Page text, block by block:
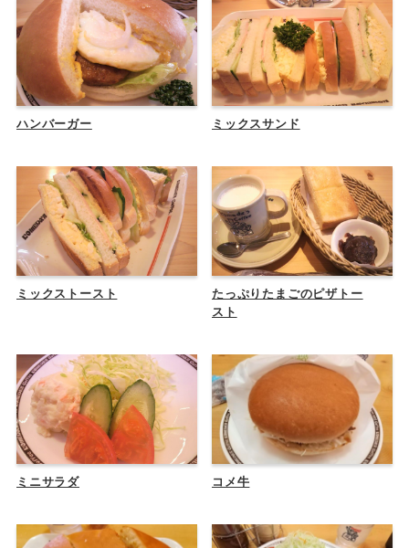
ハンバーガー ミックスサンド
ミックストースト
たっぷりたまごのピザトー
スト
ミニサラダ コメ牛